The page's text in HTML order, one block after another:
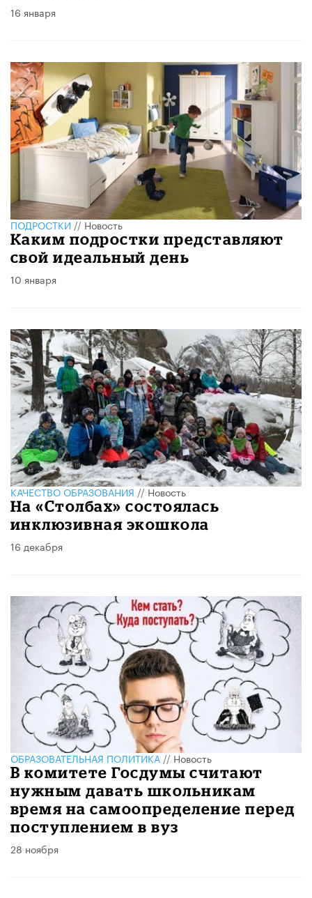
16 января
ПОДРОСТКИ//Новость
Каким подростки представляют
свой идеальный день
10 января
КАЧЕСТВО ОБРАЗОВАНИЯ//Новость
На «Столбах» состоялась
инклюзивная экошкола
16 декабря
ОБРАЗОВАТЕЛЬНАЯ ПОЛИТИКА//Новость
В комитете Госдумы считают
нужным давать школьникам
время на самоопределение перед
поступлением в вуз
28 ноября